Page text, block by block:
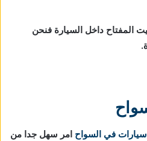
المفتاح داخل السيارة فنحن
في السواح امر سهل جدا من